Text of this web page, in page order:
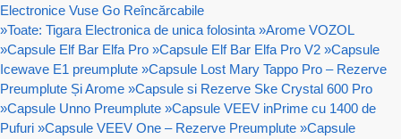
Electronice Vuse Go Reîncărcabile
»Toate: Tigara Electronica de unica folosinta »Arome VOZOL
»Capsule Elf Bar Elfa Pro »Capsule Elf Bar Elfa Pro V2 »Capsule
Icewave E1 preumplute »Capsule Lost Mary Tappo Pro – Rezerve
Preumplute Și Arome »Capsule si Rezerve Ske Crystal 600 Pro
»Capsule Unno Preumplute »Capsule VEEV inPrime cu 1400 de
Pufuri »Capsule VEEV One – Rezerve Preumplute »Capsule